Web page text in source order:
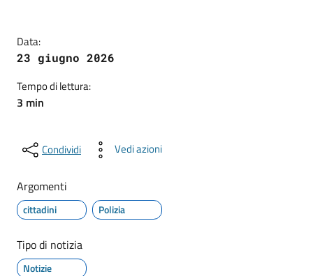
Data:
23 giugno 2026
Tempo di lettura:
3 min
Condividi Vedi azioni
Argomenti
cittadini Polizia
Tipo di notizia
Notizie